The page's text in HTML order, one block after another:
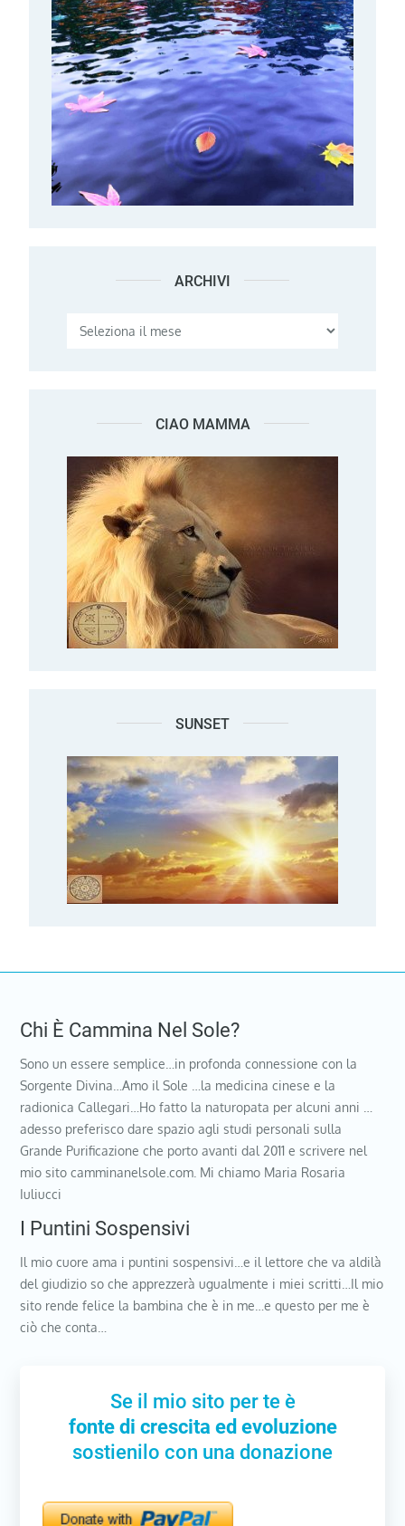
ARCHIVI Archivi
CIAO MAMMA
SUNSET
Chi È Cammina Nel Sole?
Sono un essere semplice…in profonda connessione con la
Sorgente Divina…Amo il Sole …la medicina cinese e la
radionica Callegari…Ho fatto la naturopata per alcuni anni …
adesso preferisco dare spazio agli studi personali sulla
Grande Purificazione che porto avanti dal 2011 e scrivere nel
mio sito camminanelsole.com. Mi chiamo Maria Rosaria
Iuliucci
I Puntini Sospensivi
Il mio cuore ama i puntini sospensivi…e il lettore che va aldilà
del giudizio so che apprezzerà ugualmente i miei scritti…Il mio
sito rende felice la bambina che è in me…e questo per me è
ciò che conta…
Se il mio sito per te è
fonte di crescita ed evoluzione
sostienilo con una donazione